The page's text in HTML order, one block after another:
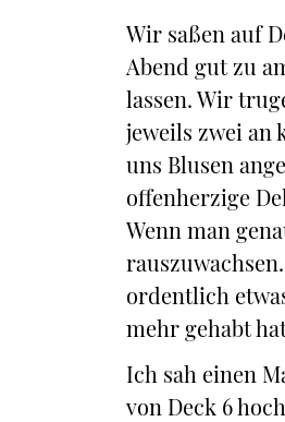
Wir saßen auf
Abend gut zu
lassen. Wir
jeweils zwei an
uns Blusen
offenherzige
Wenn man
ordentlich
mehr gehabt
Ich sah einen
von Deck 6